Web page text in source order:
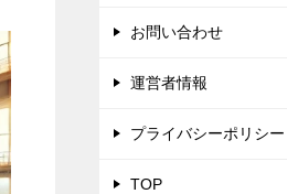
お問い合わせ
運営者情報
プライバシーポリシー
TOP